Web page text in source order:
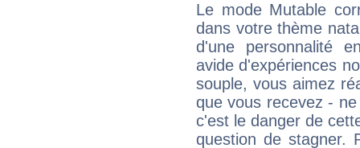
Le mode Mutable
dans votre thème
d'une personnalité
avide d'expériences
souple, vous aimez
que vous recevez -
c'est le danger de
question de stagner.